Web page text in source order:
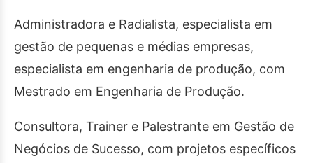
Administradora e Radialista, especialista em
gestão de pequenas e médias empresas,
especialista em engenharia de produção, com
Mestrado em Engenharia de Produção.
Consultora, Trainer e Palestrante em Gestão de
Negócios de Sucesso, com projetos específicos